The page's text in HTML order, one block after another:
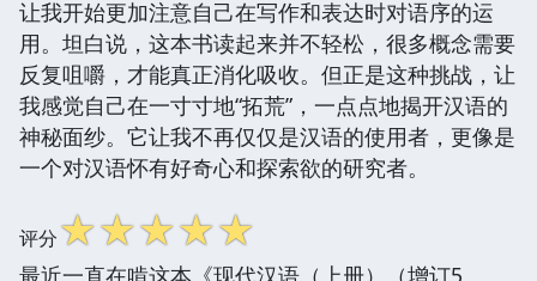
让我开始更加注意自己在写作和表达时对语序的运
用。坦白说，这本书读起来并不轻松，很多概念需要
反复咀嚼，才能真正消化吸收。但正是这种挑战，让
我感觉自己在一寸寸地“拓荒”，一点点地揭开汉语的
神秘面纱。它让我不再仅仅是汉语的使用者，更像是
一个对汉语怀有好奇心和探索欲的研究者。
评分☆☆☆☆☆
最近一直在啃这本《现代汉语（上册）（增订5